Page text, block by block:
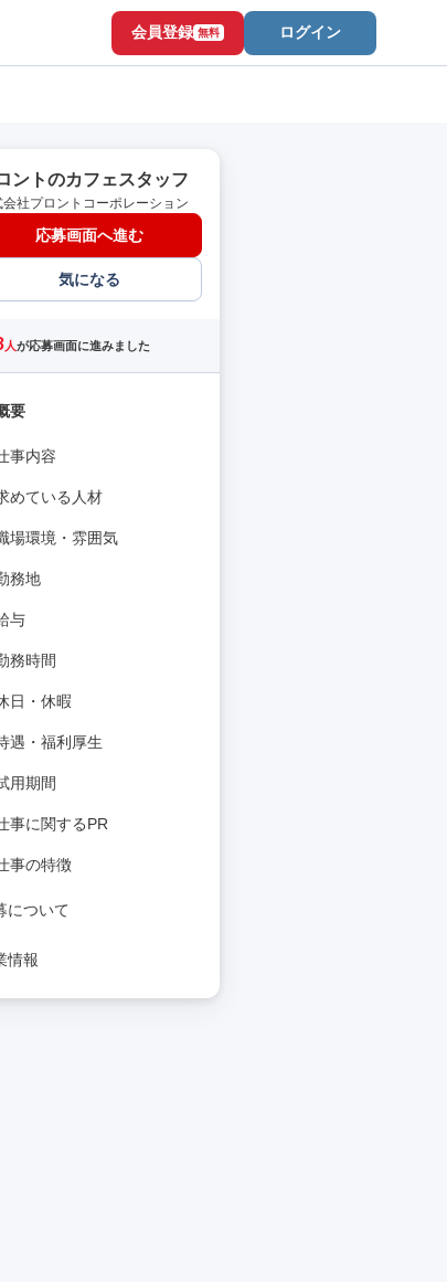
会員登録 無料 ログイン
ントのカフェスタッフ
会社プロントコーポレーション
応募画面へ進む
気になる
人が応募画面に進みました
要
事内容
めている人材
場環境・雰囲気
務地
与
務時間
日・休暇
遇・福利厚生
用期間
事に関するPR
事の特徴
について
情報